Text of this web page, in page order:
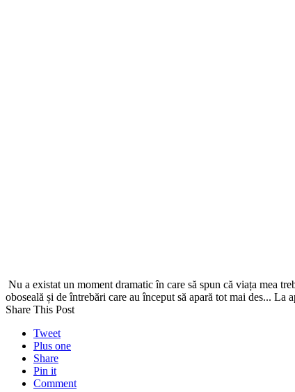
Nu a existat un moment dramatic în care să spun că viața mea
oboseală și de întrebări care au început să apară tot mai des...
Share This Post
Tweet
Plus one
Share
Pin it
Comment